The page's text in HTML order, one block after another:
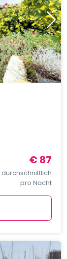
€ 87
durchschnittlich
pro Nacht